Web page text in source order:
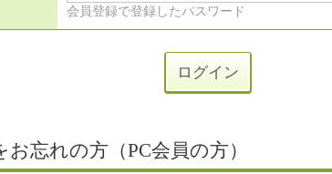
会員登録で登録したパスワード
忘れの方（PC会員の方）